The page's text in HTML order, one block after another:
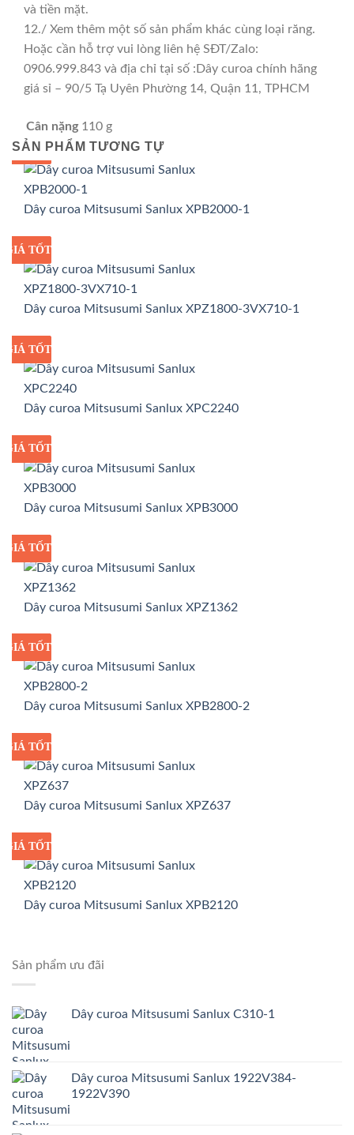
và tiền mặt.
12./ Xem thêm một số sản phẩm khác cùng loại răng.
Hoặc cần hỗ trợ vui lòng liên hệ SĐT/Zalo:
0906.999.843 và địa chỉ tại số :Dây curoa chính hãng
giá sỉ – 90/5 Tạ Uyên Phường 14, Quận 11, TPHCM
Cân nặng 110 g
SẢN PHẨM TƯƠNG TỰ
GIÁ SỈ
GIÁ TỐT
Dây curoa Mitsusumi Sanlux XPB2000-1
GIÁ SỈ
GIÁ TỐT
Dây curoa Mitsusumi Sanlux XPZ1800-3VX710-1
GIÁ SỈ
GIÁ TỐT
Dây curoa Mitsusumi Sanlux XPC2240
GIÁ SỈ
GIÁ TỐT
Dây curoa Mitsusumi Sanlux XPB3000
GIÁ SỈ
GIÁ TỐT
Dây curoa Mitsusumi Sanlux XPZ1362
GIÁ SỈ
GIÁ TỐT
Dây curoa Mitsusumi Sanlux XPB2800-2
GIÁ SỈ
GIÁ TỐT
Dây curoa Mitsusumi Sanlux XPZ637
GIÁ SỈ
GIÁ TỐT
Dây curoa Mitsusumi Sanlux XPB2120
Sản phẩm ưu đãi
Dây curoa Mitsusumi Sanlux C310-1
Dây curoa Mitsusumi Sanlux 1922V384-
1922V390